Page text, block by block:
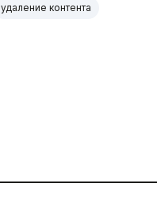
удаление контента